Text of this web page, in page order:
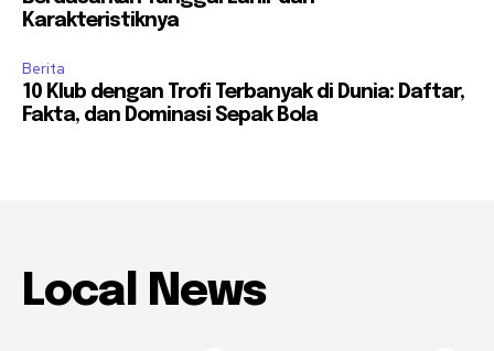
Karakteristiknya
Berita
10 Klub dengan Trofi Terbanyak di Dunia: Daftar,
Fakta, dan Dominasi Sepak Bola
Local News